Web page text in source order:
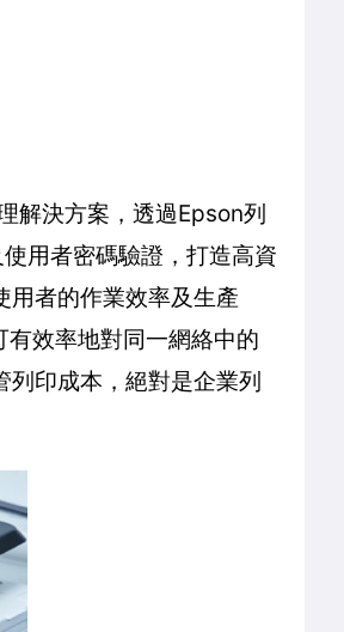
解決方案，透過Epson列
用者密碼驗證，打造高資
用者的作業效率及生產
效率地對同一網絡中的
印成本，絕對是企業列